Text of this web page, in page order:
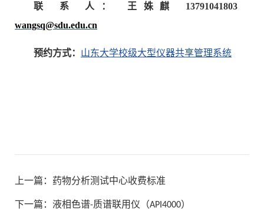
联 系 人： 王姝麒 13791041803
wangsq@sdu.edu.cn
预约方式： 山东大学校级大型仪器共享管理系统
上一篇： 药物分析测试中心收费标准
下一篇： 液相色谱-质谱联用仪（API4000）